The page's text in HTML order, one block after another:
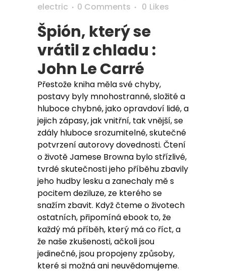
electric
0 Comments 0 Likes
Špión, který se
vrátil z chladu :
John Le Carré
Přestože kniha měla své chyby,
postavy byly mnohostranné, složité a
hluboce chybné, jako opravdoví lidé, a
jejich zápasy, jak vnitřní, tak vnější, se
zdály hluboce srozumitelné, skutečné
potvrzení autorovy dovednosti. Čtení
o životě Jamese Browna bylo střízlivé,
tvrdé skutečnosti jeho příběhu zbavily
jeho hudby lesku a zanechaly mě s
pocitem deziluze, ze kterého se
snažím zbavit. Když čteme o životech
ostatních, připomíná ebook to, že
každý má příběh, který má co říct, a
že naše zkušenosti, ačkoli jsou
jedinečné, jsou propojeny způsoby,
které si možná ani neuvědomujeme.